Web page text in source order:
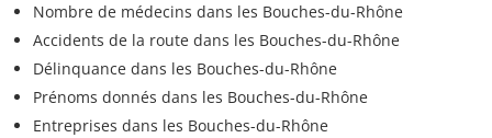
Nombre de médecins dans les Bouches-du-Rhône
Accidents de la route dans les Bouches-du-Rhône
Délinquance dans les Bouches-du-Rhône
Prénoms donnés dans les Bouches-du-Rhône
Entreprises dans les Bouches-du-Rhône